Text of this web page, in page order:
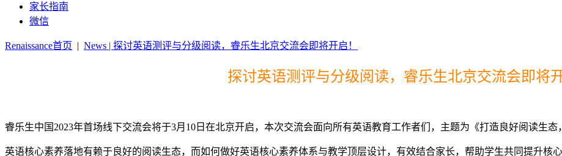
家长指南
微信
Renaissance首页 | News | 探讨英语测评与分级阅读，睿乐生北京交流会即将开启！
探讨英语测评与分级阅读，睿乐生北京交流会即将开
睿乐生中国2023年首场线下交流会将于3月10日在北京开启，本次交流会面向所有英语教育工作者们，主题为《打造良好阅读生态
英语核心素养落地有赖于良好的阅读生态，而如何做好英语核心素养体系与教学顶层设计，有效结合家长，帮助学生共同提升核心